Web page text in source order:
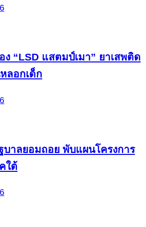
ง “LSD แสตมป์เมา” ยาเสพติด
ลอกเด็ก
บาลยอมถอย พับแผนโครงการ
ใต้